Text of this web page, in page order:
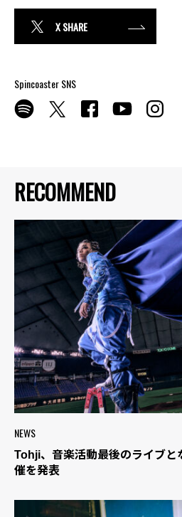
RECOMMEND
NEWS
Tohji、音楽活動最後のライブと
催を発表
X SHARE
Spincoaster SNS